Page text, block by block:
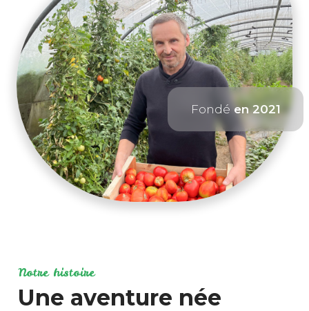
Fondé en 2021
Notre histoire
Une aventure née